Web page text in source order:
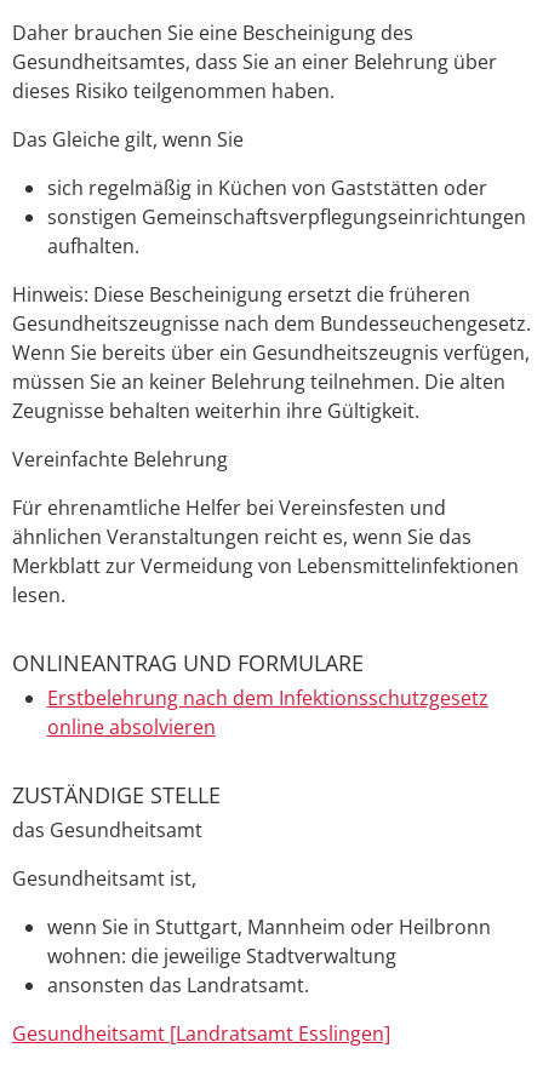
Daher brauchen Sie eine Bescheinigung des
Gesundheitsamtes, dass Sie an einer Belehrung über
dieses Risiko teilgenommen haben.
Das Gleiche gilt, wenn Sie
sich regelmäßig in Küchen von Gaststätten oder
sonstigen Gemeinschaftsverpflegungseinrichtungen
aufhalten.
Hinweis: Diese Bescheinigung ersetzt die früheren
Gesundheitszeugnisse nach dem Bundesseuchengesetz.
Wenn Sie bereits über ein Gesundheitszeugnis verfügen,
müssen Sie an keiner Belehrung teilnehmen. Die alten
Zeugnisse behalten weiterhin ihre Gültigkeit.
Vereinfachte Belehrung
Für ehrenamtliche Helfer bei Vereinsfesten und
ähnlichen Veranstaltungen reicht es, wenn Sie das
Merkblatt zur Vermeidung von Lebensmittelinfektionen
lesen.
ONLINEANTRAG UND FORMULARE
Erstbelehrung nach dem Infektionsschutzgesetz
online absolvieren
ZUSTÄNDIGE STELLE
das Gesundheitsamt
Gesundheitsamt ist,
wenn Sie in Stuttgart, Mannheim oder Heilbronn
wohnen: die jeweilige Stadtverwaltung
ansonsten das Landratsamt.
Gesundheitsamt [Landratsamt Esslingen]